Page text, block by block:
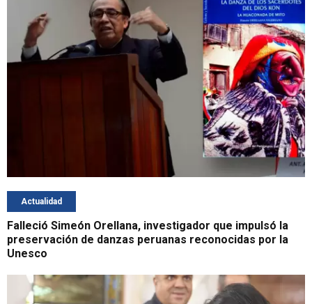
Actualidad
Falleció Simeón Orellana, investigador que impulsó la
preservación de danzas peruanas reconocidas por la
Unesco